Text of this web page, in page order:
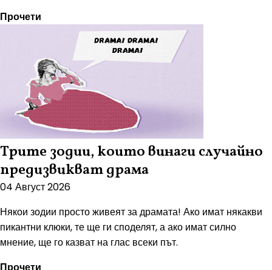
Прочети
Трите зодии, които винаги случайно
предизвикват драма
04 Август 2026
Някои зодии просто живеят за драмата! Ако имат някакви
пикантни клюки, те ще ги споделят, а ако имат силно
мнение, ще го казват на глас всеки път.